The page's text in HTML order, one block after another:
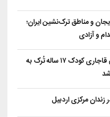
و مناطق ترک‌نشین ایران؛
و آزادی
قزوین؛ امیرعلی قاجاری کودک ۱۷ ساله تُرک به
مرکزی اردبیل